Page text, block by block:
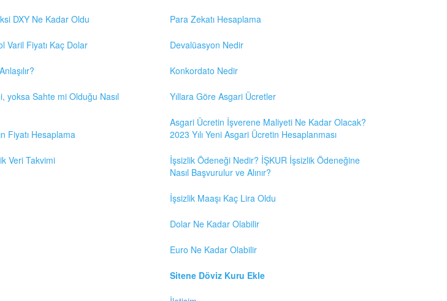
DXY Ne Kadar Oldu
Varil Fiyatı Kaç Dolar
yoksa Sahte mi Olduğu Nasıl
Fiyatı Hesaplama
Veri Takvimi
Para Zekatı Hesaplama
Devalüasyon Nedir
Konkordato Nedir
Yıllara Göre Asgari Ücretler
Asgari Ücretin İşverene Maliyeti Ne Kadar Olacak?
2023 Yılı Yeni Asgari Ücretin Hesaplanması
İşsizlik Ödeneği Nedir? İŞKUR İşsizlik Ödeneğine
Nasıl Başvurulur ve Alınır?
İşsizlik Maaşı Kaç Lira Oldu
Dolar Ne Kadar Olabilir
Euro Ne Kadar Olabilir
Sitene Döviz Kuru Ekle